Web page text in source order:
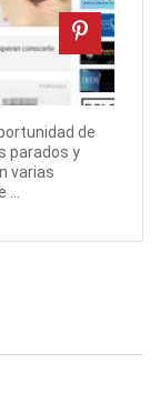
de
parados y
varias